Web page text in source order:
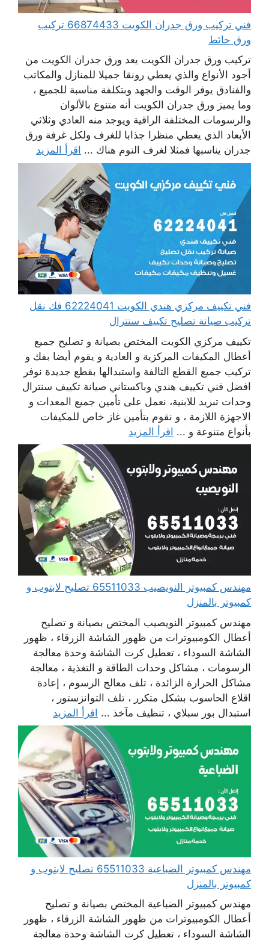
فني تركيب ورق جدران الكويت 66874433 تركيب
ورق حائط
تركيب ورق جدران الكويت يعد ورق جدران الكويت من
أجود الأنواع والذي يعطي رونقا جميلا للمنازل والمكاتب
والفنادق يوفر الوقت والجهد وبتكلفة مناسبة للجميع ،
وما يميز ورق جدران الكويت أنه متنوع بالألوان
والرسومات المختلفة الراقية ويوجد منه العادي وثلاثي
الأبعاد الذي يعطي منظرا جذابا للغرف ولكل غرفة ورق
جدران يناسبها فمثلا لغرف النوم هناك ... اقرأ المزيد
فني تكييف مركزي هندي الكويت 62224041 فك نقل
تركيب صيانة تصليح تكييف سنترال
تكييف مركزي الكويت المختص بصيانة و تصليح جميع
أعطال المكيفات المركزية و العادية و يقوم أيضا بفك و
تركيب جميع القطع التالفة واستبدالها بقطع جديدة نوفر
افضل فني تكييف هندي وباكستاني صيانة تكييف سنترال
وحدات تبريد للابنية، نعمل على تأمين جميع المعدات و
الاجهزة اللازمة ، و نقوم بتأمين غاز خاص للمكيفات
بأنواع متنوعة و ... اقرأ المزيد
مهندس كمبيوتر النويصيب 65511033 تصليح لابتوب و
كمبيوتر بالمنزل
مهندس كمبيوتر النويصيب المختص بصيانة و تصليح
أعطال الكومبيوترات من ظهور الشاشة الزرقاء ، ظهور
الشاشة السوداء ، تعطيل كرت الشاشة وحدة معالجة
الرسومات ، مشاكل وحدات الطاقة و التغذية ، معالجة
مشاكل الحرارة الزائدة ، تلف معالج الرسوم ، إعادة
اقلاع الحاسوب بشكل متكرر ، تلف التوانزستور ،
استبدال بور سبلاي ، تنظيف مآخذ ... اقرأ المزيد
مهندس كمبيوتر الضباعية 65511033 تصليح لابتوب و
كمبيوتر بالمنزل
مهندس كمبيوتر الضباعية المختص بصيانة و تصليح
أعطال الكومبيوترات من ظهور الشاشة الزرقاء ، ظهور
الشاشة السوداء ، تعطيل كرت الشاشة وحدة معالجة